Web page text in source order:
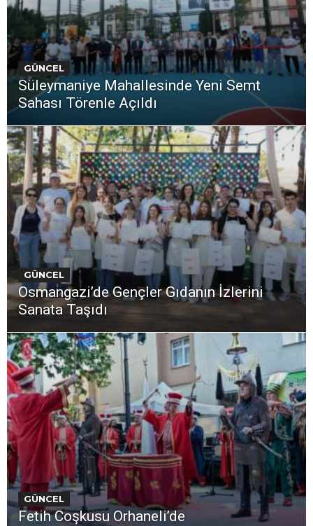
GÜNCEL
Süleymaniye Mahallesinde Yeni Semt
Sahası Törenle Açıldı
GÜNCEL
Osmangazi’de Gençler Gıdanın İzlerini
Sanata Taşıdı
GÜNCEL
Fetih Coşkusu Orhaneli’de